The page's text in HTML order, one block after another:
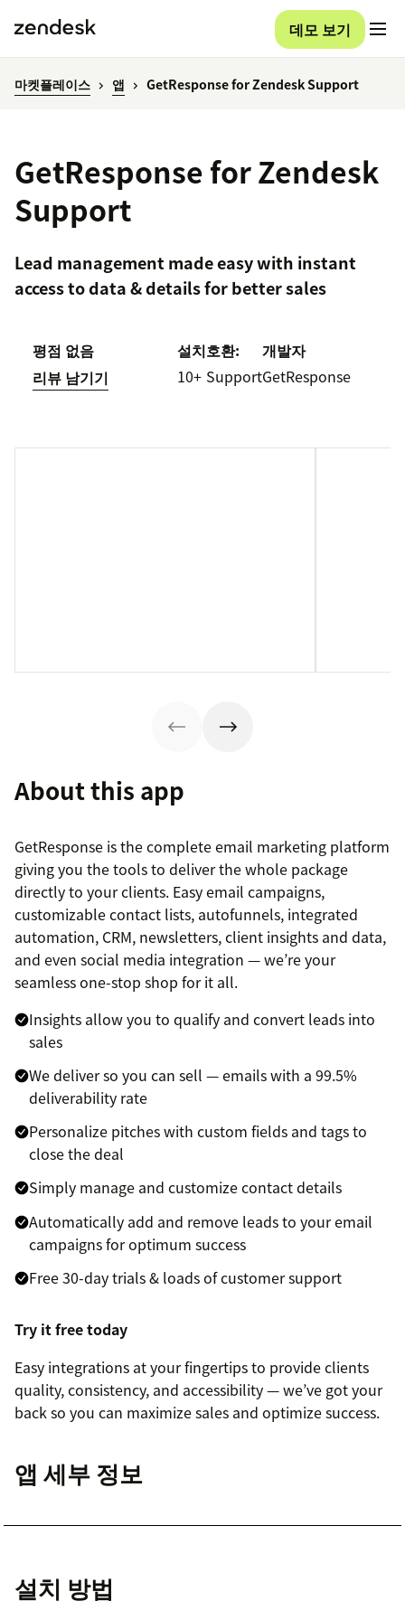
데모 보기
마켓플레이스 앱 GetResponse for Zendesk Support
GetResponse for Zendesk
Support
Lead management made easy with instant
access to data & details for better sales
평점 없음
리뷰 남기기
설치
10+
호환:
Support
개발자
GetResponse
About this app
GetResponse is the complete email marketing platform
giving you the tools to deliver the whole package
directly to your clients. Easy email campaigns,
customizable contact lists, autofunnels, integrated
automation, CRM, newsletters, client insights and data,
and even social media integration — we’re your
seamless one-stop shop for it all.
Insights allow you to qualify and convert leads into
sales
We deliver so you can sell — emails with a 99.5%
deliverability rate
Personalize pitches with custom fields and tags to
close the deal
Simply manage and customize contact details
Automatically add and remove leads to your email
campaigns for optimum success
Free 30-day trials & loads of customer support
Try it free today
Easy integrations at your fingertips to provide clients
quality, consistency, and accessibility — we’ve got your
back so you can maximize sales and optimize success.
앱 세부 정보
설치 방법